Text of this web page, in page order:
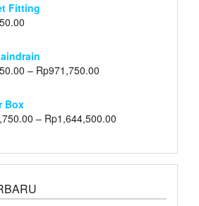
Fitting
– Rp971,750.00
Box
– Rp1,644,500.00